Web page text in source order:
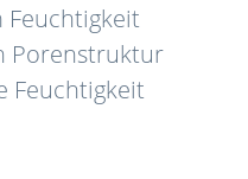
Porenstruktur
Feuchtigkeit